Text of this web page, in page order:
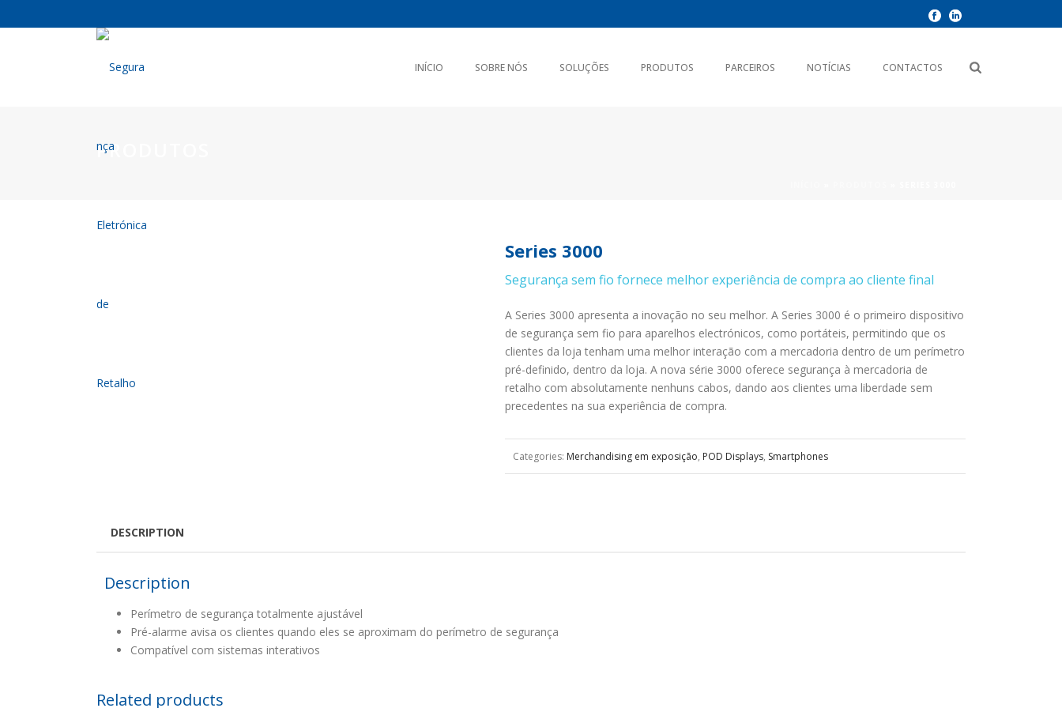
INÍCIO SOBRE NÓS SOLUÇÕES PRODUTOS PARCEIROS NOTÍCIAS CONTACTOS
PRODUTOS
Series 3000
Segurança sem fio fornece melhor experiência de compra ao cliente final
A Series 3000 apresenta a inovação no seu melhor. A Series 3000 é o primeiro dispositivo
de segurança sem fio para aparelhos electrónicos, como portáteis, permitindo que os
clientes da loja tenham uma melhor interação com a mercadoria dentro de um perímetro
pré-definido, dentro da loja. A nova série 3000 oferece segurança à mercadoria de
retalho com absolutamente nenhuns cabos, dando aos clientes uma liberdade sem
precedentes na sua experiência de compra.
Categories: Merchandising em exposição, POD Displays, Smartphones
DESCRIPTION
Description
Perímetro de segurança totalmente ajustável
Pré-alarme avisa os clientes quando eles se aproximam do perímetro de segurança
Compatível com sistemas interativos
Related products